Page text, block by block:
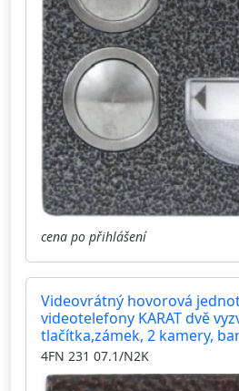
cena po přihlášení
Videovrátný hovorová
videotelefony KARAT dvě
tlačítka,zámek, 2 kamery,
4FN 231 07.1/N2K